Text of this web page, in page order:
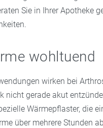
Sie in Ihrer Apotheke
wohltuend
wirken bei
nicht gerade akut
Wärmepflaster, die
über mehrere Stunden